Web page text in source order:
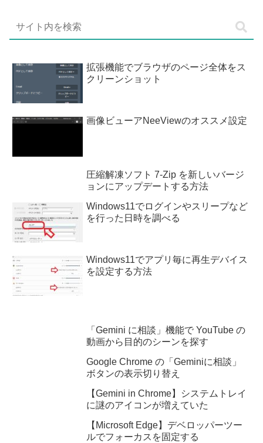
拡張機能でブラウザのページ全体をス
クリーンショット
画像ビューアNeeViewのオススメ設定
圧縮解凍ソフト 7-Zip を新しいバージ
ョンにアップデートする方法
Windows11でログインやスリープなど
を行った日時を調べる
Windows11でアプリ毎に再生デバイス
を設定する方法
「Gemini に相談」機能で YouTube の
動画から目的のシーンを探す
Google Chrome の「Geminiに相談」
ボタンの表示切り替え
【Gemini in Chrome】システムトレイ
に謎のアイコンが増えていた
【Microsoft Edge】デベロッパーツー
ルでフォーカスを固定する